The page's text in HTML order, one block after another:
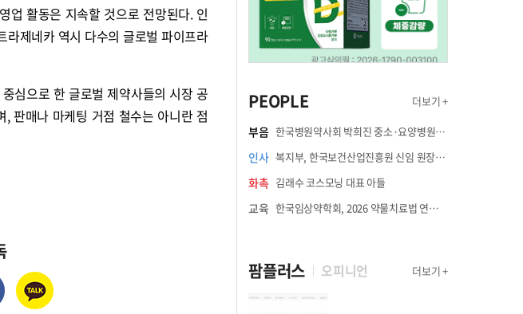
업 활동은 지속할 것으로 전망된다. 인
라제네카 역시 다수의 글로벌 파이프라
심으로 한 글로벌 제약사들의 시장 공
판매나 마케팅 거점 철수는 아니란 점
PEOPLE 더보기 +
부음 한국병원약사회 박희진 중소·요양병원이사(충청북도 청주의료원 약제팀장) 부친상
인사 복지부, 한국보건산업진흥원 신임 원장에 고상백 교수 임명
화촉 김래수 코스모닝 대표 아들
교육 한국임상약학회, 2026 약물치료법 연수강좌 8월 21일 개최
팜플러스 오피니언 더보기 +